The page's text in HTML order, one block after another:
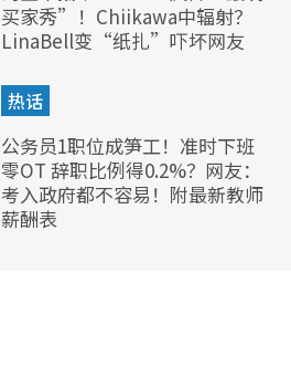
买家秀”！Chiikawa中辐射？
LinaBell变“纸扎”吓坏网友
热话
公务员1职位成笋工！准时下班
零OT 辞职比例得0.2%？网友：
考入政府都不容易！附最新教师
薪酬表